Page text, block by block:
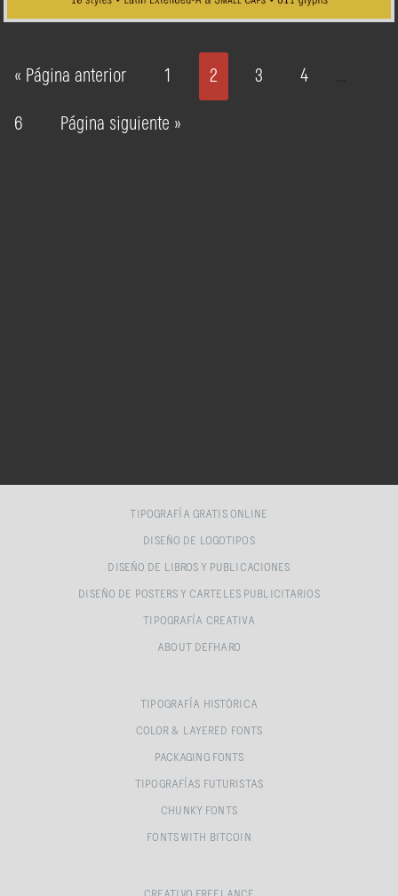
« Página anterior 1 2 3 4
6 Página siguiente »
TIPOGRAFÍA GRATIS ONLINE
DISEÑO DE LOGOTIPOS
DISEÑO DE LIBROS Y PUBLICACIONES
DISEÑO DE POSTERS Y CARTELES PUBLICITARIOS
TIPOGRAFÍA CREATIVA
ABOUT DEFHARO
TIPOGRAFÍA HISTÓRICA
COLOR & LAYERED FONTS
PACKAGING FONTS
TIPOGRAFÍAS FUTURISTAS
CHUNKY FONTS
FONTS WITH BITCOIN